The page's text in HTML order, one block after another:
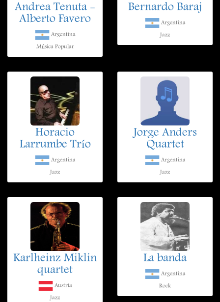
Andrea Tenuta -
Alberto Favero
Argentina
Música Popular
Bernardo Baraj
Argentina
Jazz
Horacio
Larrumbe Trío
Argentina
Jazz
Jorge Anders
Quartet
Argentina
Jazz
Karlheinz Miklin
quartet
Austria
Jazz
La banda
Argentina
Rock